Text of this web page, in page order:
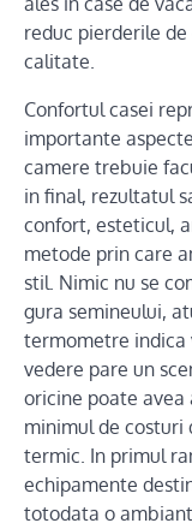
reduc pierderile
calitate.
Confortul casei
importante
camere trebuie
in final, rezultatul
confort, esteticul,
metode prin care
stil. Nimic nu se
gura semineului,
termometre indica
vedere pare un
oricine poate avea
minimul de costuri
termic. In primul
echipamente
totodata o